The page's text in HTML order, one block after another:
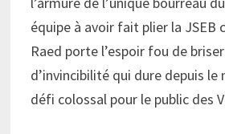
équipe à avoir fait plier la JSEB
Raed porte l’espoir fou de
d’invincibilité qui dure depuis le
défi colossal pour le public des